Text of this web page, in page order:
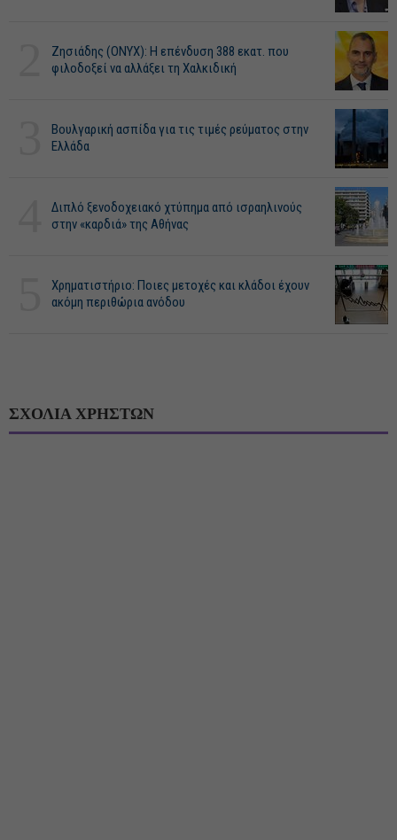
Ζησιάδης (ONYX): Η επένδυση 388 εκατ. που
φιλοδοξεί να αλλάξει τη Χαλκιδική
Βουλγαρική ασπίδα για τις τιμές ρεύματος στην
Ελλάδα
Διπλό ξενοδοχειακό χτύπημα από ισραηλινούς
στην «καρδιά» της Αθήνας
Χρηματιστήριο: Ποιες μετοχές και κλάδοι έχουν
ακόμη περιθώρια ανόδου
ΣΧΟΛΙΑ ΧΡΗΣΤΩΝ